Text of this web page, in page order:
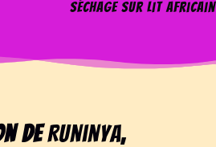
séchage sur lit africain
deRuninya,